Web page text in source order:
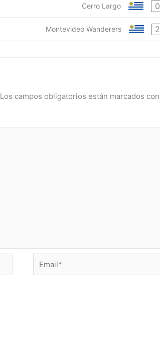
Cerro Largo 0
Montevideo Wanderers 2
Los campos obligatorios están marcados con
Email*